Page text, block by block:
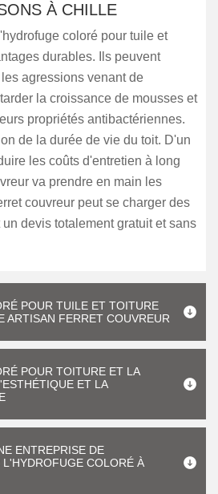
À CHILLE
coloré pour tuile et
durables. Ils peuvent
agressions venant de
la croissance de mousses et
propriétés antibactériennes.
de la durée de vie du toit. D'un
les coûts d'entretien à long
va prendre en main les
couvreur peut se charger des
devis totalement gratuit et sans
POUR TUILE ET TOITURE
ARTISAN FERRET COUVREUR
POUR TOITURE ET LA
ET LA
ENTREPRISE DE
COLORÉ À